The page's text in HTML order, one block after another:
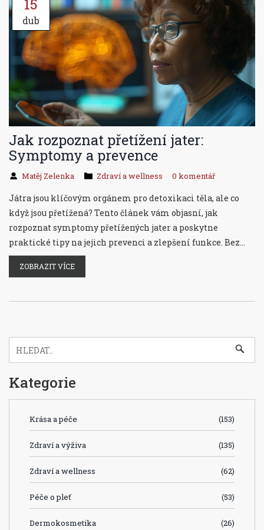
15
dub
Jak rozpoznat přetížení jater:
Symptomy a prevence
Matěj Zelenka Zdraví a wellness 0 komentář
Játra jsou klíčovým orgánem pro detoxikaci těla, ale co
když jsou přetížená? Tento článek vám objasní, jak
rozpoznat symptomy přetížených jater a poskytne
praktické tipy na jejich prevenci a zlepšení funkce. Bez
ohledu na to, zda jste ochotni přiznat si nutnost změny
životního stylu nebo hledáte jednoduché strategie pro
pochopení a správě zdraví vašich jater.
ZOBRAZIT VÍCE
Kategorie
Krása a péče (153)
Zdraví a výživa (135)
Zdraví a wellness (62)
Péče o pleť (53)
Dermokosmetika (26)